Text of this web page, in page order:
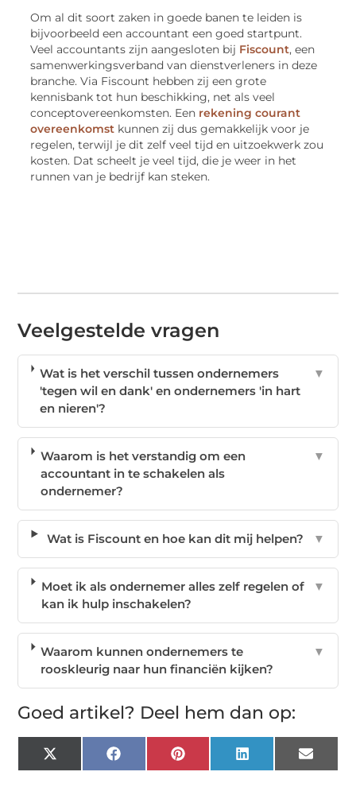
Om al dit soort zaken in goede banen te leiden is
bijvoorbeeld een accountant een goed startpunt.
Veel accountants zijn aangesloten bij Fiscount, een
samenwerkingsverband van dienstverleners in deze
branche. Via Fiscount hebben zij een grote
kennisbank tot hun beschikking, net als veel
conceptovereenkomsten. Een rekening courant
overeenkomst kunnen zij dus gemakkelijk voor je
regelen, terwijl je dit zelf veel tijd en uitzoekwerk zou
kosten. Dat scheelt je veel tijd, die je weer in het
runnen van je bedrijf kan steken.
Veelgestelde vragen
Wat is het verschil tussen ondernemers
'tegen wil en dank' en ondernemers 'in hart
en nieren'?
▼
Waarom is het verstandig om een
accountant in te schakelen als
ondernemer?
▼
Wat is Fiscount en hoe kan dit mij helpen? ▼
Moet ik als ondernemer alles zelf regelen of
kan ik hulp inschakelen?
▼
Waarom kunnen ondernemers te
rooskleurig naar hun financiën kijken?
▼
Goed artikel? Deel hem dan op:
X
(Twitter)
FacebookPinterest LinkedIn Email